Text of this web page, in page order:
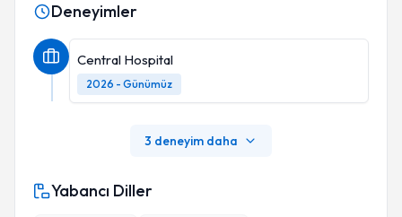
Deneyimler
Central Hospital
2026 - Günümüz
3 deneyim daha
Yabancı Diller